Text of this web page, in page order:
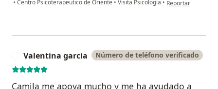
• Centro Psicoterapeutico de Oriente • Visita Psicología • Reportar
Valentina garcia Número de teléfono verificado
Camila me apoya mucho y me ha ayudado a